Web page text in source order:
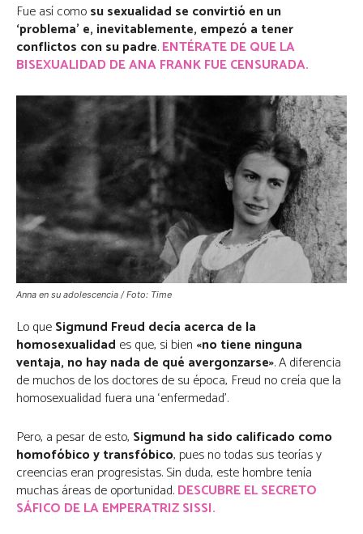
Fue así comosu sexualidad se convirtió en un
‘problema’ e, inevitablemente, empezó a tener
conflictos con su padre.ENTÉRATE DE QUE LA
BISEXUALIDAD DE ANA FRANK FUE CENSURADA.
Anna en su adolescencia / Foto: Time
Lo queSigmund Freud decía acerca de la
homosexualidad es que, si bien «no tiene ninguna
ventaja, no hay nada de qué avergonzarse». A diferencia
de muchos de los doctores de su época, Freud no creía que la
homosexualidad fuera una ‘enfermedad’.
Pero, a pesar de esto, Sigmund ha sido calificado como
homofóbico y transfóbico, pues no todas sus teorías y
creencias eran progresistas. Sin duda, este hombre tenía
muchas áreas de oportunidad.DESCUBRE EL SECRETO
SÁFICO DE LA EMPERATRIZ SISSI.